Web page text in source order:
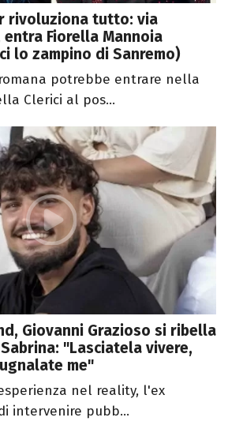
rivoluziona tutto: via
Fiorella Mannoia
lo zampino di Sanremo)
potrebbe entrare nella
Clerici al pos...
Giovanni Grazioso si ribella
"Lasciatela vivere,
me"
nel reality, l'ex
intervenire pubb...